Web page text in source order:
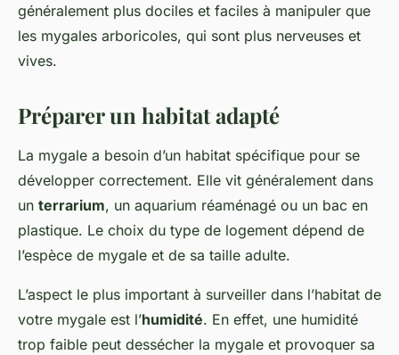
généralement plus dociles et faciles à manipuler que
les mygales arboricoles, qui sont plus nerveuses et
vives.
Préparer un habitat adapté
La mygale a besoin d’un habitat spécifique pour se
développer correctement. Elle vit généralement dans
un terrarium, un aquarium réaménagé ou un bac en
plastique. Le choix du type de logement dépend de
l’espèce de mygale et de sa taille adulte.
L’aspect le plus important à surveiller dans l’habitat de
votre mygale est l’humidité. En effet, une humidité
trop faible peut dessécher la mygale et provoquer sa